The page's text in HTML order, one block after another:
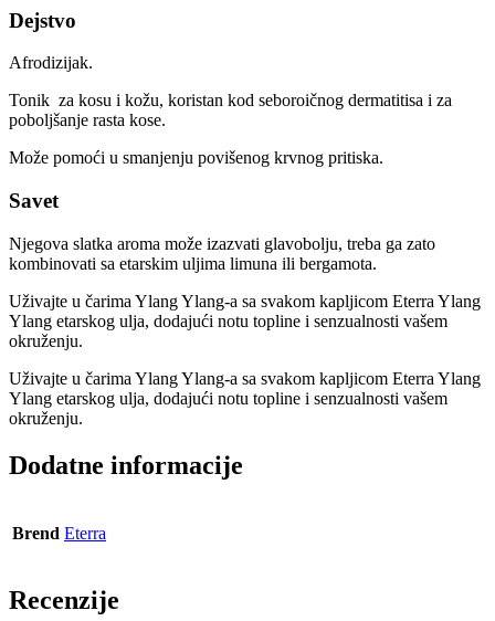
Dejstvo
Afrodizijak.
Tonik za kosu i kožu, koristan kod seboroičnog dermatitisa i za
poboljšanje rasta kose.
Može pomoći u smanjenju povišenog krvnog pritiska.
Savet
Njegova slatka aroma može izazvati glavobolju, treba ga zato
kombinovati sa etarskim uljima limuna ili bergamota.
Uživajte u čarima Ylang Ylang-a sa svakom kapljicom Eterra Ylang
Ylang etarskog ulja, dodajući notu topline i senzualnosti vašem
okruženju.
Uživajte u čarima Ylang Ylang-a sa svakom kapljicom Eterra Ylang
Ylang etarskog ulja, dodajući notu topline i senzualnosti vašem
okruženju.
Dodatne informacije
Brend Eterra
Recenzije